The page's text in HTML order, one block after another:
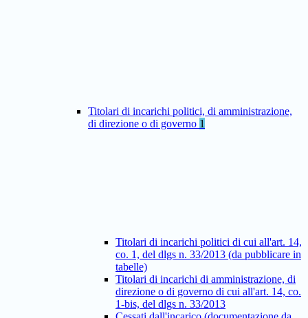
Titolari di incarichi politici, di amministrazione,
di direzione o di governo 1
Titolari di incarichi politici di cui all'art. 14,
co. 1, del dlgs n. 33/2013 (da pubblicare in
tabelle)
Titolari di incarichi di amministrazione, di
direzione o di governo di cui all'art. 14, co.
1-bis, del dlgs n. 33/2013